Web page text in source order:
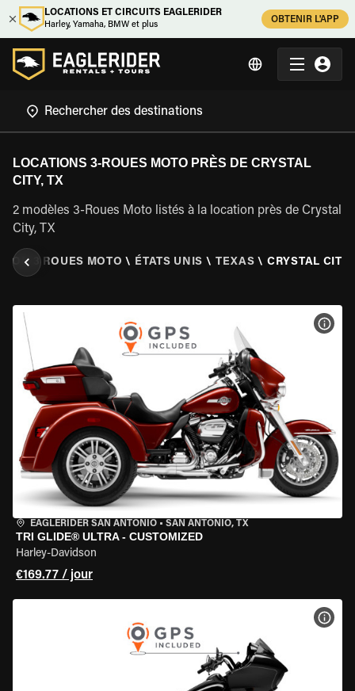
LOCATIONS ET CIRCUITS EAGLERIDER
Harley, Yamaha, BMW et plus
OBTENIR L'APP
LOCATIONS 3-ROUES MOTO PRÈS DE CRYSTAL
CITY, TX
2 modèles 3-Roues Moto listés à la location près de Crystal
City, TX
3 ROUES MOTO \ ÉTATS UNIS \ TEXAS \ CRYSTAL
EAGLERIDER SAN ANTONIO • SAN ANTONIO, TX
TRI GLIDE® ULTRA - CUSTOMIZED
Harley-Davidson
€169.77 / jour